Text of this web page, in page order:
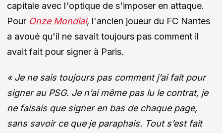
capitale avec l'optique de s'imposer en attaque.
Pour Onze Mondial, l'ancien joueur du FC Nantes
a avoué qu'il ne savait toujours pas comment il
avait fait pour signer à Paris.
« Je ne sais toujours pas comment j’ai fait pour
signer au PSG. Je n’ai même pas lu le contrat, je
ne faisais que signer en bas de chaque page,
sans savoir ce que je paraphais. Tout s’est fait